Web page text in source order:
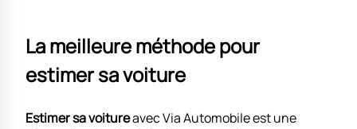
La meilleure méthode pour
estimer sa voiture
Estimer sa voitureavec Via Automobile est une